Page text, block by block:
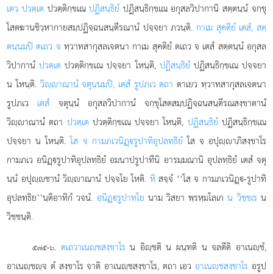
เตว ปวตฺเต ปวตฺติกฺขเณปฏิสนฺธิยํ ปฏิสนฺธิกฺขเณ อกุสลวิปากานิ สตฺตนฺนํ จกฺขุ
โสตฆานชิวฺหากายสมฺปฏิจฺฉนสนฺตีรณานํ ปจฺจยา ภวนฺติ. กาเม สุคติยํ เตสํ, สตฺ
ตนฺนมฺปิ ตเถว จ ทฺวาทสากุสลเจตนา กาเม สุคติยํ ตเถว จ เตสํ สตฺตนฺนํ อกุสล
วิปากานํปวตฺเต ปวตฺติกฺขเณ ปจฺจยา โหนฺติ, ปฏิสนฺธิยํปฏิสนฺธิกฺขเณ ปจฺจยา
น โหนฺติ.วิฺาณานํ จตุนฺนมฺปิ, เตสํ รูปภเว ตถา ตาเยว ทฺวาทสากุสลเจตนา
รูปภเว เตสํ จตุนฺนํ อกุสลวิปากานํ จกฺขุโสตสมฺปฏิจฺฉนสนฺตีรณสงฺขาตานํ
วิฺาณานํ ตถา ปวตฺเต ปวตฺติกฺขเณ ปจฺจยา โหนฺติ, ปฏิสนฺธิยํปฏิสนฺธิกฺขเณ
ปจฺจยา น โหนฺติ.โส จ กามภเวนิฏฺรูปาทิอุปลทฺธิยํโส จ อปุฺาภิสงฺขาโร
กามภเว อนิฏฺรูปาทิอุปลทฺธิยํ อมนาปรูปาทีนิ อารมฺมณานิ อุปลทฺธิยํ เตสํ จตุ
นฺนํ อปุฺชานํ วิฺาณานํ ปจฺจโย โหติ. หิ สจฺจํ ‘‘โส จ กามภเวนิฏฺ-รูปาทิ
อุปลทฺธิย’’นฺติอาทิกํ วจนํ. อนิฏฺรูปาทโย นาม วิสยา พฺรหฺมโลเกน วิชฺชเร น
วิชฺชนฺติ.
๕๗๕-๖. ตเถวาเนฺชสงฺขาโร น อิฺชติ น ผนฺทติ น จลตีติ อาเนฺชํ,
อาเนฺชฺจ ตํ สงฺขาโร จาติ อาเนฺชสงฺขาโร, ตถา เอวอาเนฺชสงฺขาโร อรูป